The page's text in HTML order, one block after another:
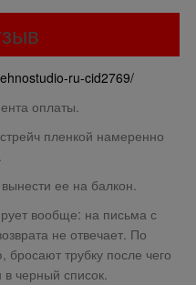
ru-cid2769/
оплаты.
пленкой намеренно
ее на балкон.
вообще: на письма с
не отвечает. По
трубку после чего
черный список.